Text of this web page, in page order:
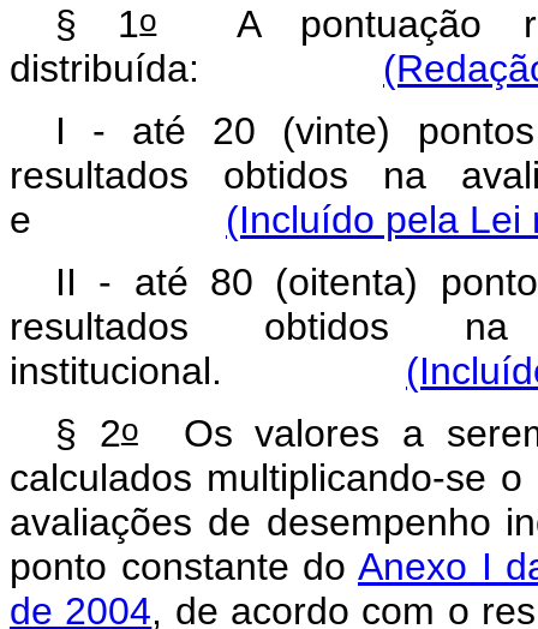
§ 1oA pontuação
distribuída:
I - até 20 (vinte)
resultados obtidos na
e (Incluído pela Lei
II - até 80 (oitenta)
resultados obtidos
institucional.
§ 2oOs valores a
calculados multiplicando-se
avaliações de desempenho
ponto constante do Anexo I
de 2004, de acordo com o